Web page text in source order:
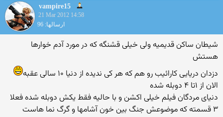
vampire15
21 Mar 2012 14:58
ارسالها: 96
شیطان ساکن قدیمیه ولی خیلی قشنگه که در مورد آدم خوارها
هستش
دزدان دریایی کارائیب رو هم که هر کی ندیده از دنیا ۱۰ سالی عقبه
الان از ۱تا ۴ دوبله شده
دنیای مردگان فیلم خیلی اکشن و با حالیه فقط یکش دوبله شده فعلا
۳ قسمته که موضوعش جنگ بین خون آشامها و گرگ نما هاست